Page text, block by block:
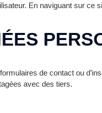
En naviguant sur ce
de contact ou
avec des tiers.